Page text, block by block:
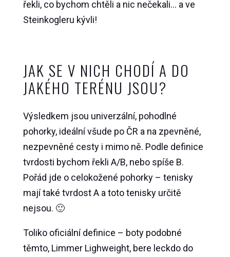
řekli, co bychom chtěli a nic nečekali… a ve
Steinkogleru kývli!
JAK SE V NICH CHODÍ A DO
JAKÉHO TERÉNU JSOU?
Výsledkem jsou univerzální, pohodlné
pohorky, ideální všude po ČR a na zpevněné,
nezpevněné cesty i mimo ně. Podle definice
tvrdosti bychom řekli A/B, nebo spíše B.
Pořád jde o celokožené pohorky – tenisky
mají také tvrdost A a toto tenisky určitě
nejsou. 🙂
Toliko oficiální definice – boty podobné
těmto, Limmer Lighweight, bere leckdo do